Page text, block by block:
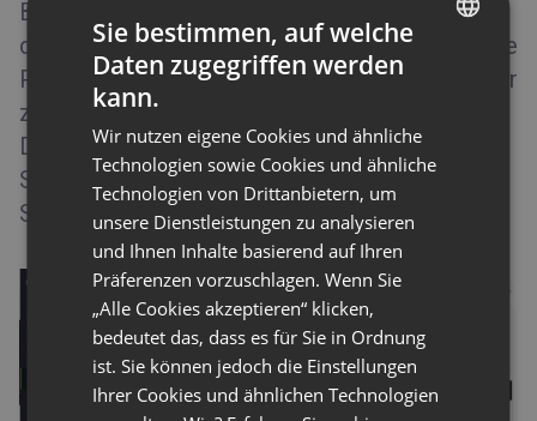
Event-Raum
Bei der Nutzung von ClickMeeting können Sie
die Inhalte mit Ihren Teilnehmern teilen, um Ihre
Präsentation noch interessanter und prägnanter
zu machen. Nicht nur das Teilen von
Dokumenten und Präsentationen ist möglich,
Sie können auch Video-Dateien hochladen, die
Sie während Ihres Webinars abspielen können.
ENGLISH
GERMAN
POLISH
RUSSIAN
SPANISH
ITALIAN
Sie bestimmen, auf welche
Daten zugegriffen werden
kann.
Wir nutzen eigene Cookies und ähnliche
Technologien sowie Cookies und ähnliche
Technologien von Drittanbietern, um
unsere Dienstleistungen zu analysieren
und Ihnen Inhalte basierend auf Ihren
Präferenzen vorzuschlagen. Wenn Sie
„Alle Cookies akzeptieren“ klicken,
bedeutet das, dass es für Sie in Ordnung
ist. Sie können jedoch die Einstellungen
Ihrer Cookies und ähnlichen Technologien